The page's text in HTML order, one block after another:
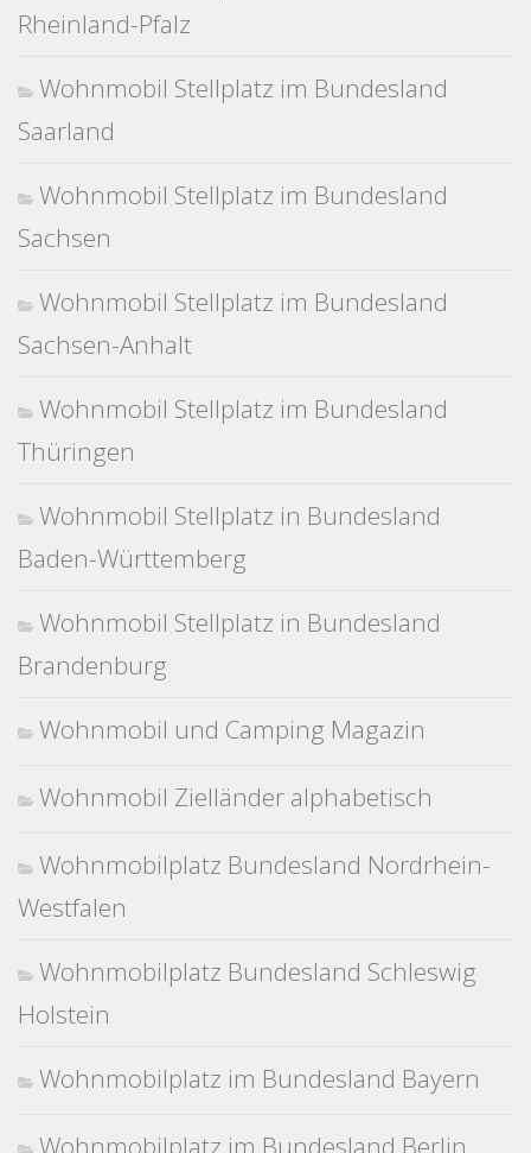
Rheinland-Pfalz
Wohnmobil Stellplatz im Bundesland
Saarland
Wohnmobil Stellplatz im Bundesland
Sachsen
Wohnmobil Stellplatz im Bundesland
Sachsen-Anhalt
Wohnmobil Stellplatz im Bundesland
Thüringen
Wohnmobil Stellplatz in Bundesland
Baden-Württemberg
Wohnmobil Stellplatz in Bundesland
Brandenburg
Wohnmobil und Camping Magazin
Wohnmobil Zielländer alphabetisch
Wohnmobilplatz Bundesland Nordrhein-
Westfalen
Wohnmobilplatz Bundesland Schleswig
Holstein
Wohnmobilplatz im Bundesland Bayern
Wohnmobilplatz im Bundesland Berlin